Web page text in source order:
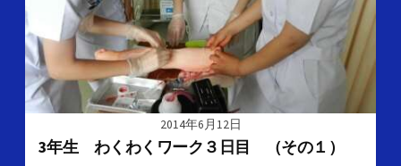
2014年6月12日
3年生 わくわくワーク３日目 （その１）